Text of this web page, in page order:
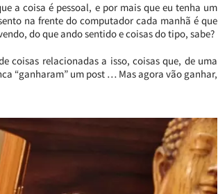
a coisa é pessoal, e por mais que eu tenha um
na frente do computador cada manhã é que
do que ando sentido e coisas do tipo, sabe?
coisas relacionadas a isso, coisas que, de uma
“ganharam” um post … Mas agora vão ganhar,